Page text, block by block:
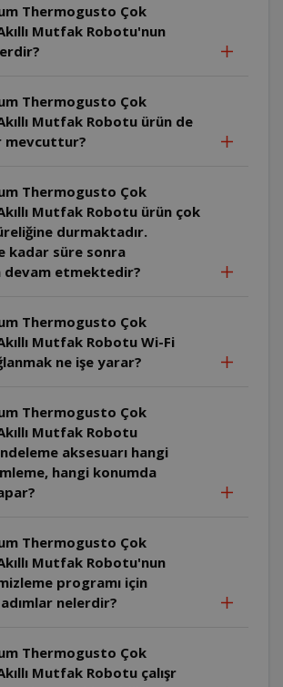
Thermogusto Çok
Mutfak Robotu'nun
Thermogusto Çok
Mutfak Robotu ürün de
mevcuttur?
Thermogusto Çok
Mutfak Robotu ürün çok
durmaktadır.
kadar süre sonra
devam etmektedir?
Thermogusto Çok
Mutfak Robotu Wi-Fi
ne işe yarar?
Thermogusto Çok
Mutfak Robotu
aksesuarı hangi
hangi konumda
Thermogusto Çok
Mutfak Robotu'nun
programı için
nelerdir?
Thermogusto Çok
Mutfak Robotu çalışr